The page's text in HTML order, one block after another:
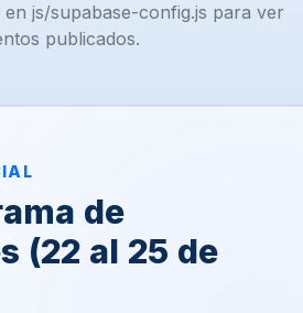
js/supabase-config.js para ver
publicados.
de
(22 al 25 de